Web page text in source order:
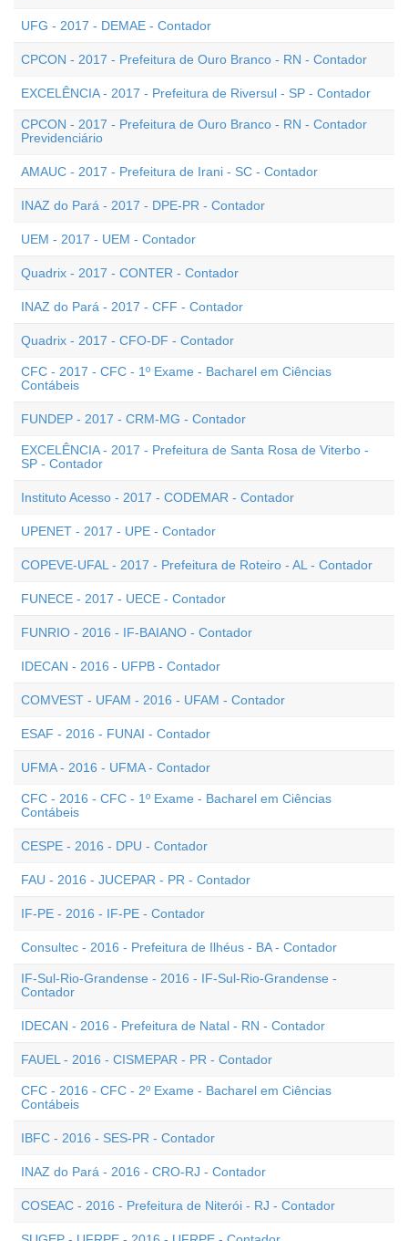
UFG - 2017 - DEMAE - Contador
CPCON - 2017 - Prefeitura de Ouro Branco - RN - Contador
EXCELÊNCIA - 2017 - Prefeitura de Riversul - SP - Contador
CPCON - 2017 - Prefeitura de Ouro Branco - RN - Contador
Previdenciário
AMAUC - 2017 - Prefeitura de Irani - SC - Contador
INAZ do Pará - 2017 - DPE-PR - Contador
UEM - 2017 - UEM - Contador
Quadrix - 2017 - CONTER - Contador
INAZ do Pará - 2017 - CFF - Contador
Quadrix - 2017 - CFO-DF - Contador
CFC - 2017 - CFC - 1º Exame - Bacharel em Ciências
Contábeis
FUNDEP - 2017 - CRM-MG - Contador
EXCELÊNCIA - 2017 - Prefeitura de Santa Rosa de Viterbo -
SP - Contador
Instituto Acesso - 2017 - CODEMAR - Contador
UPENET - 2017 - UPE - Contador
COPEVE-UFAL - 2017 - Prefeitura de Roteiro - AL - Contador
FUNECE - 2017 - UECE - Contador
FUNRIO - 2016 - IF-BAIANO - Contador
IDECAN - 2016 - UFPB - Contador
COMVEST - UFAM - 2016 - UFAM - Contador
ESAF - 2016 - FUNAI - Contador
UFMA - 2016 - UFMA - Contador
CFC - 2016 - CFC - 1º Exame - Bacharel em Ciências
Contábeis
CESPE - 2016 - DPU - Contador
FAU - 2016 - JUCEPAR - PR - Contador
IF-PE - 2016 - IF-PE - Contador
Consultec - 2016 - Prefeitura de Ilhéus - BA - Contador
IF-Sul-Rio-Grandense - 2016 - IF-Sul-Rio-Grandense -
Contador
IDECAN - 2016 - Prefeitura de Natal - RN - Contador
FAUEL - 2016 - CISMEPAR - PR - Contador
CFC - 2016 - CFC - 2º Exame - Bacharel em Ciências
Contábeis
IBFC - 2016 - SES-PR - Contador
INAZ do Pará - 2016 - CRO-RJ - Contador
COSEAC - 2016 - Prefeitura de Niterói - RJ - Contador